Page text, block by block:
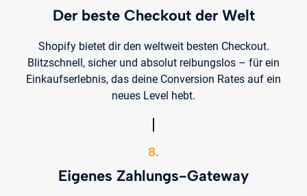
Der beste Checkout der Welt
Shopify bietet dir den weltweit besten Checkout.
Blitzschnell, sicher und absolut reibungslos – für ein
Einkaufserlebnis, das deine Conversion Rates auf ein
neues Level hebt.
8.
Eigenes Zahlungs-Gateway